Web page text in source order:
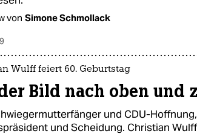
von Simone Schmollack
Wulff feiert 60. Geburtstag
Bild nach oben und
und CDU-
und Scheidung. Christian